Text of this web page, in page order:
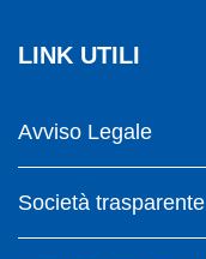
LINK UTILI
Avviso Legale
Società trasparente